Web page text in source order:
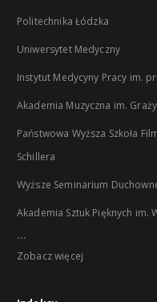
Politechnika Łódzka
Uniwersytet Medyczny
Instytut Medycyny Pracy im.
Akademia Muzyczna im.
Państwowa Wyższa Szkoła
Schillera
Wyższe Seminarium
Akademia Sztuk Pięknych im.
...
Zobacz więcej